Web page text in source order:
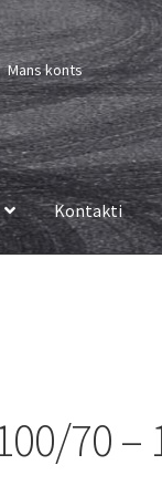
Mans konts
Kontakti
70 –